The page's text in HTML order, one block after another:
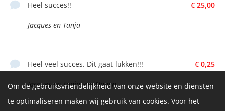
€ 25,00
Heel succes!!
Jacques en Tanja
€ 0,25
Heel veel succes. Dit gaat lukken!!!
Jacques en Tanja van Nunen
Om de gebruiksvriendelijkheid van onze website en diensten
te optimaliseren maken wij gebruik van cookies. Voor het